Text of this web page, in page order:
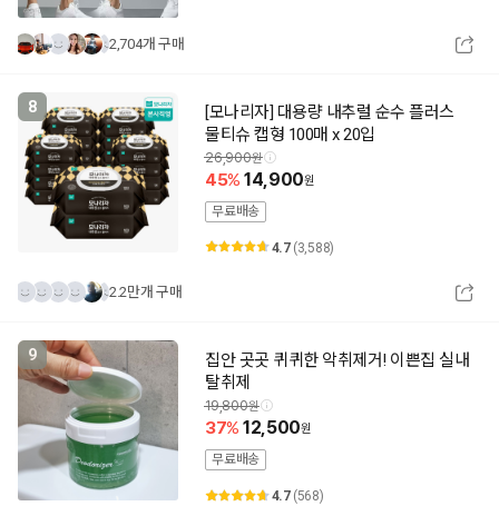
2,704개 구매
8
[모나리자] 대용량 내추럴 순수 플러스
물티슈 캡형 100매 x 20입
26,900
45 14,900
무료배송
4.7 (3,588)
2.2만개 구매
9
집안 곳곳 퀴퀴한 악취제거! 이쁜집 실내
탈취제
19,800
37 12,500
무료배송
4.7 (568)